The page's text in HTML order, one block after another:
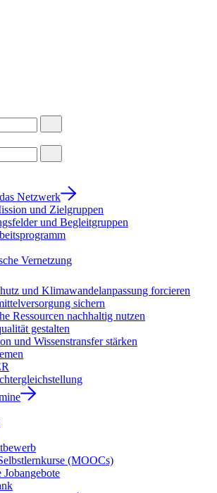
Netzwerk
und Zielgruppen
und Begleitgruppen
Vernetzung
und Klimawandelanpassung forcieren
sichern
Ressourcen nachhaltig nutzen
gestalten
und Wissenstransfer stärken
(MOOCs)